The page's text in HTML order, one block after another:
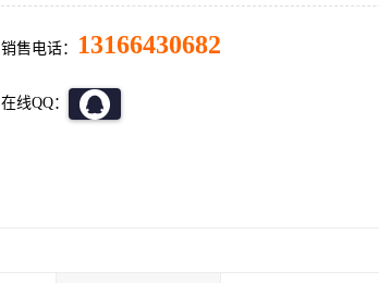
销售电话： 13166430682
在线QQ：